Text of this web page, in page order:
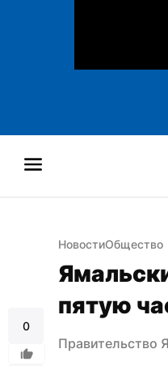
0
НовостиОбщество
пятую
Правительство